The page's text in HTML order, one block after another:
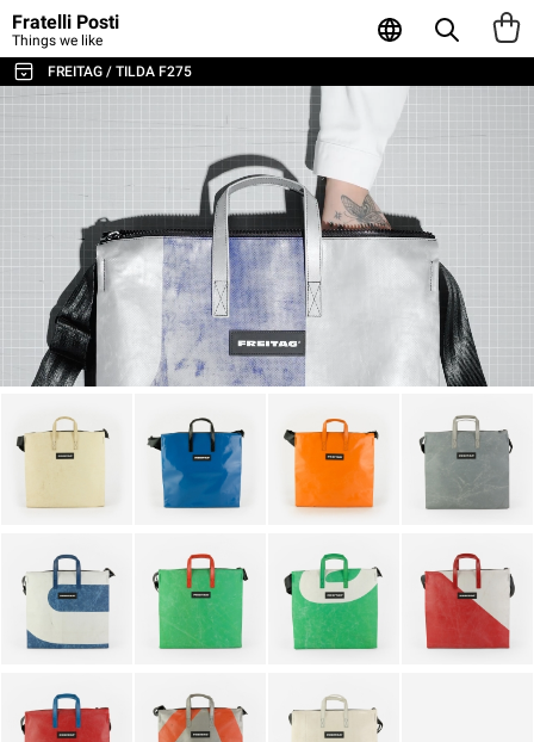
Fratelli Posti
Things we like
FREITAG / TILDA F275
ALL THE BAGS & ACCESSORIES
SHOULDER BAGS / MESSENGER
BACKPACKS
SPORT & TRAVEL
LAPTOP & BUSINESS BAGS
TOTE & SHOPPER
WALLETS & CARD HOLDER
POUCHES
LAPTOP SLEEVES
AGENDA & NOTEBOOKS
KEYHOLDERS
OTHER ACCESSORIES